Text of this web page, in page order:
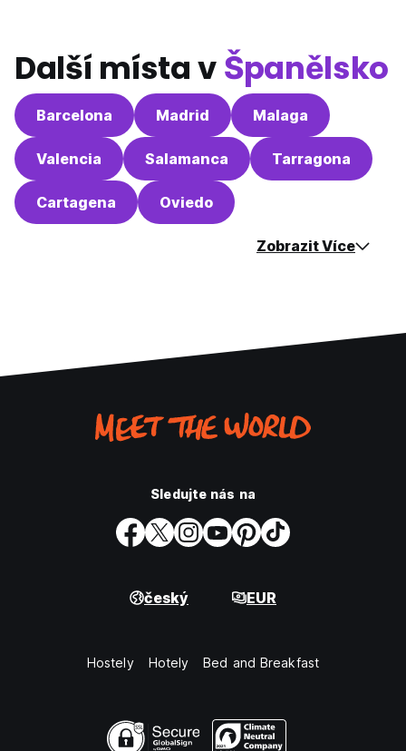
Další místa vŠpanělsko
Barcelona Madrid Malaga
Valencia Salamanca Tarragona
Cartagena Oviedo
Zobrazit Více
Sledujte nás na
český EUR
Hostely Hotely Bed and Breakfast